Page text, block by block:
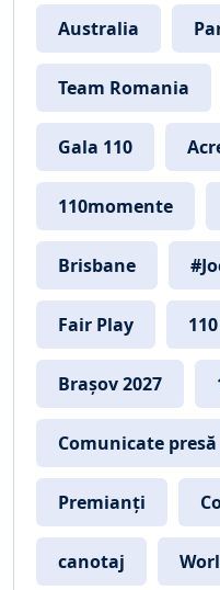
Australia
Team Romania
Gala 110
110momente
Brisbane
Fair Play
Brașov 2027
Comunicate presă
Premianți
canotaj